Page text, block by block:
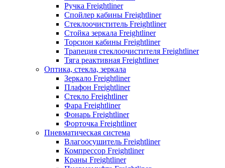
Ручка Freightliner
Спойлер кабины Freightliner
Стеклоочиститель Freightliner
Стойка зеркала Freightliner
Торсион кабины Freightliner
Трапеция стеклоочистителя Freightliner
Тяга реактивная Freightliner
Оптика, стекла, зеркала
Зеркало Freightliner
Плафон Freightliner
Стекло Freightliner
Фара Freightliner
Фонарь Freightliner
Форточка Freightliner
Пневматическая система
Влагоосушитель Freightliner
Компрессор Freightliner
Краны Freightliner